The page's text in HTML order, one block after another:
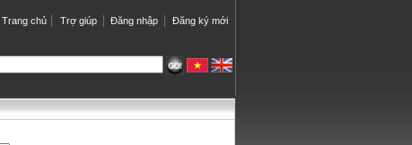
Trang chủ Trợ giúp Đăng nhập Đăng ký mới